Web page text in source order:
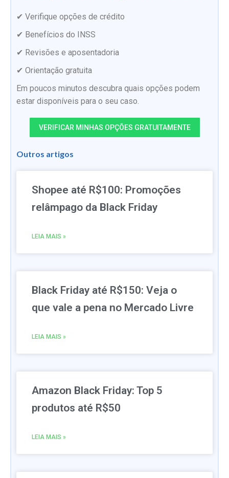
✔ Verifique opções de crédito
✔ Benefícios do INSS
✔ Revisões e aposentadoria
✔ Orientação gratuita
Em poucos minutos descubra quais opções podem
estar disponíveis para o seu caso.
VERIFICAR MINHAS OPÇÕES GRATUITAMENTE
Outros artigos
Shopee até R$100: Promoções
relâmpago da Black Friday
LEIA MAIS »
Black Friday até R$150: Veja o
que vale a pena no Mercado Livre
LEIA MAIS »
Amazon Black Friday: Top 5
produtos até R$50
LEIA MAIS »